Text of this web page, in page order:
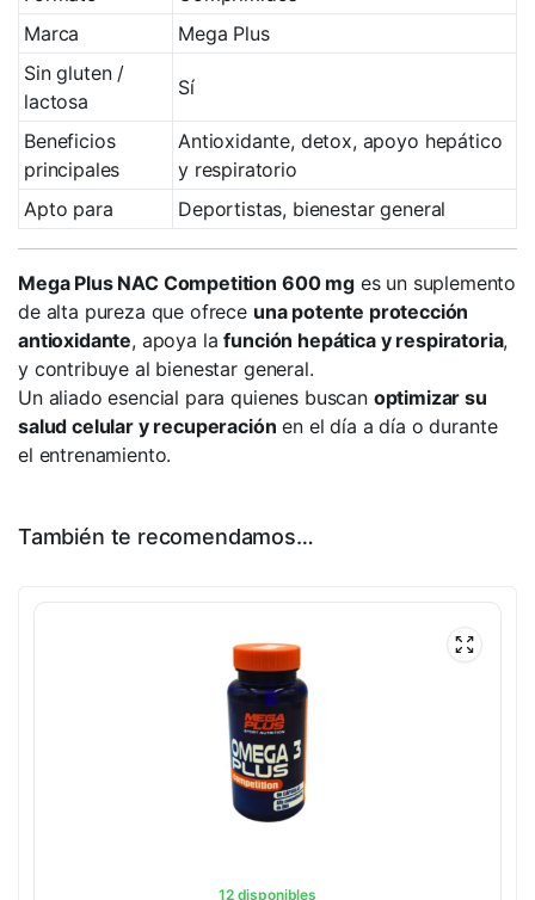
Marca
Mega Plus
Sin gluten /
lactosa
Sí
Beneficios
principales
Antioxidante, detox, apoyo hepático
y respiratorio
Apto para
Deportistas, bienestar general
Mega Plus NAC Competition 600 mges un suplemento
de alta pureza que ofrece una potente protección
antioxidante, apoya lafunción hepática y respiratoria,
y contribuye al bienestar general.
Un aliado esencial para quienes buscan optimizar su
salud celular y recuperación en el día a día o durante
el entrenamiento.
También te recomendamos…
12 disponibles